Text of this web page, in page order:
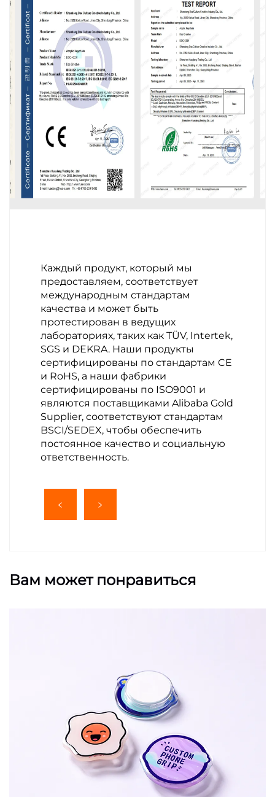
Каждый продукт, который мы
предоставляем, соответствует
международным стандартам
качества и может быть
протестирован в ведущих
лабораториях, таких как TÜV, Intertek,
SGS и DEKRA. Наши продукты
сертифицированы по стандартам CE
и RoHS, а наши фабрики
сертифицированы по ISO9001 и
являются поставщиками Alibaba Gold
Supplier, соответствуют стандартам
BSCI/SEDEX, чтобы обеспечить
постоянное качество и социальную
ответственность.
Вам может понравиться